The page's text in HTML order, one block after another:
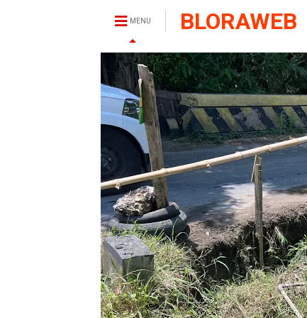
MENU BLORAWEB